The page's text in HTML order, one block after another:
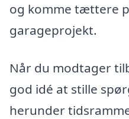
og komme tættere
garageprojekt.
Når du modtager
god idé at stille
herunder